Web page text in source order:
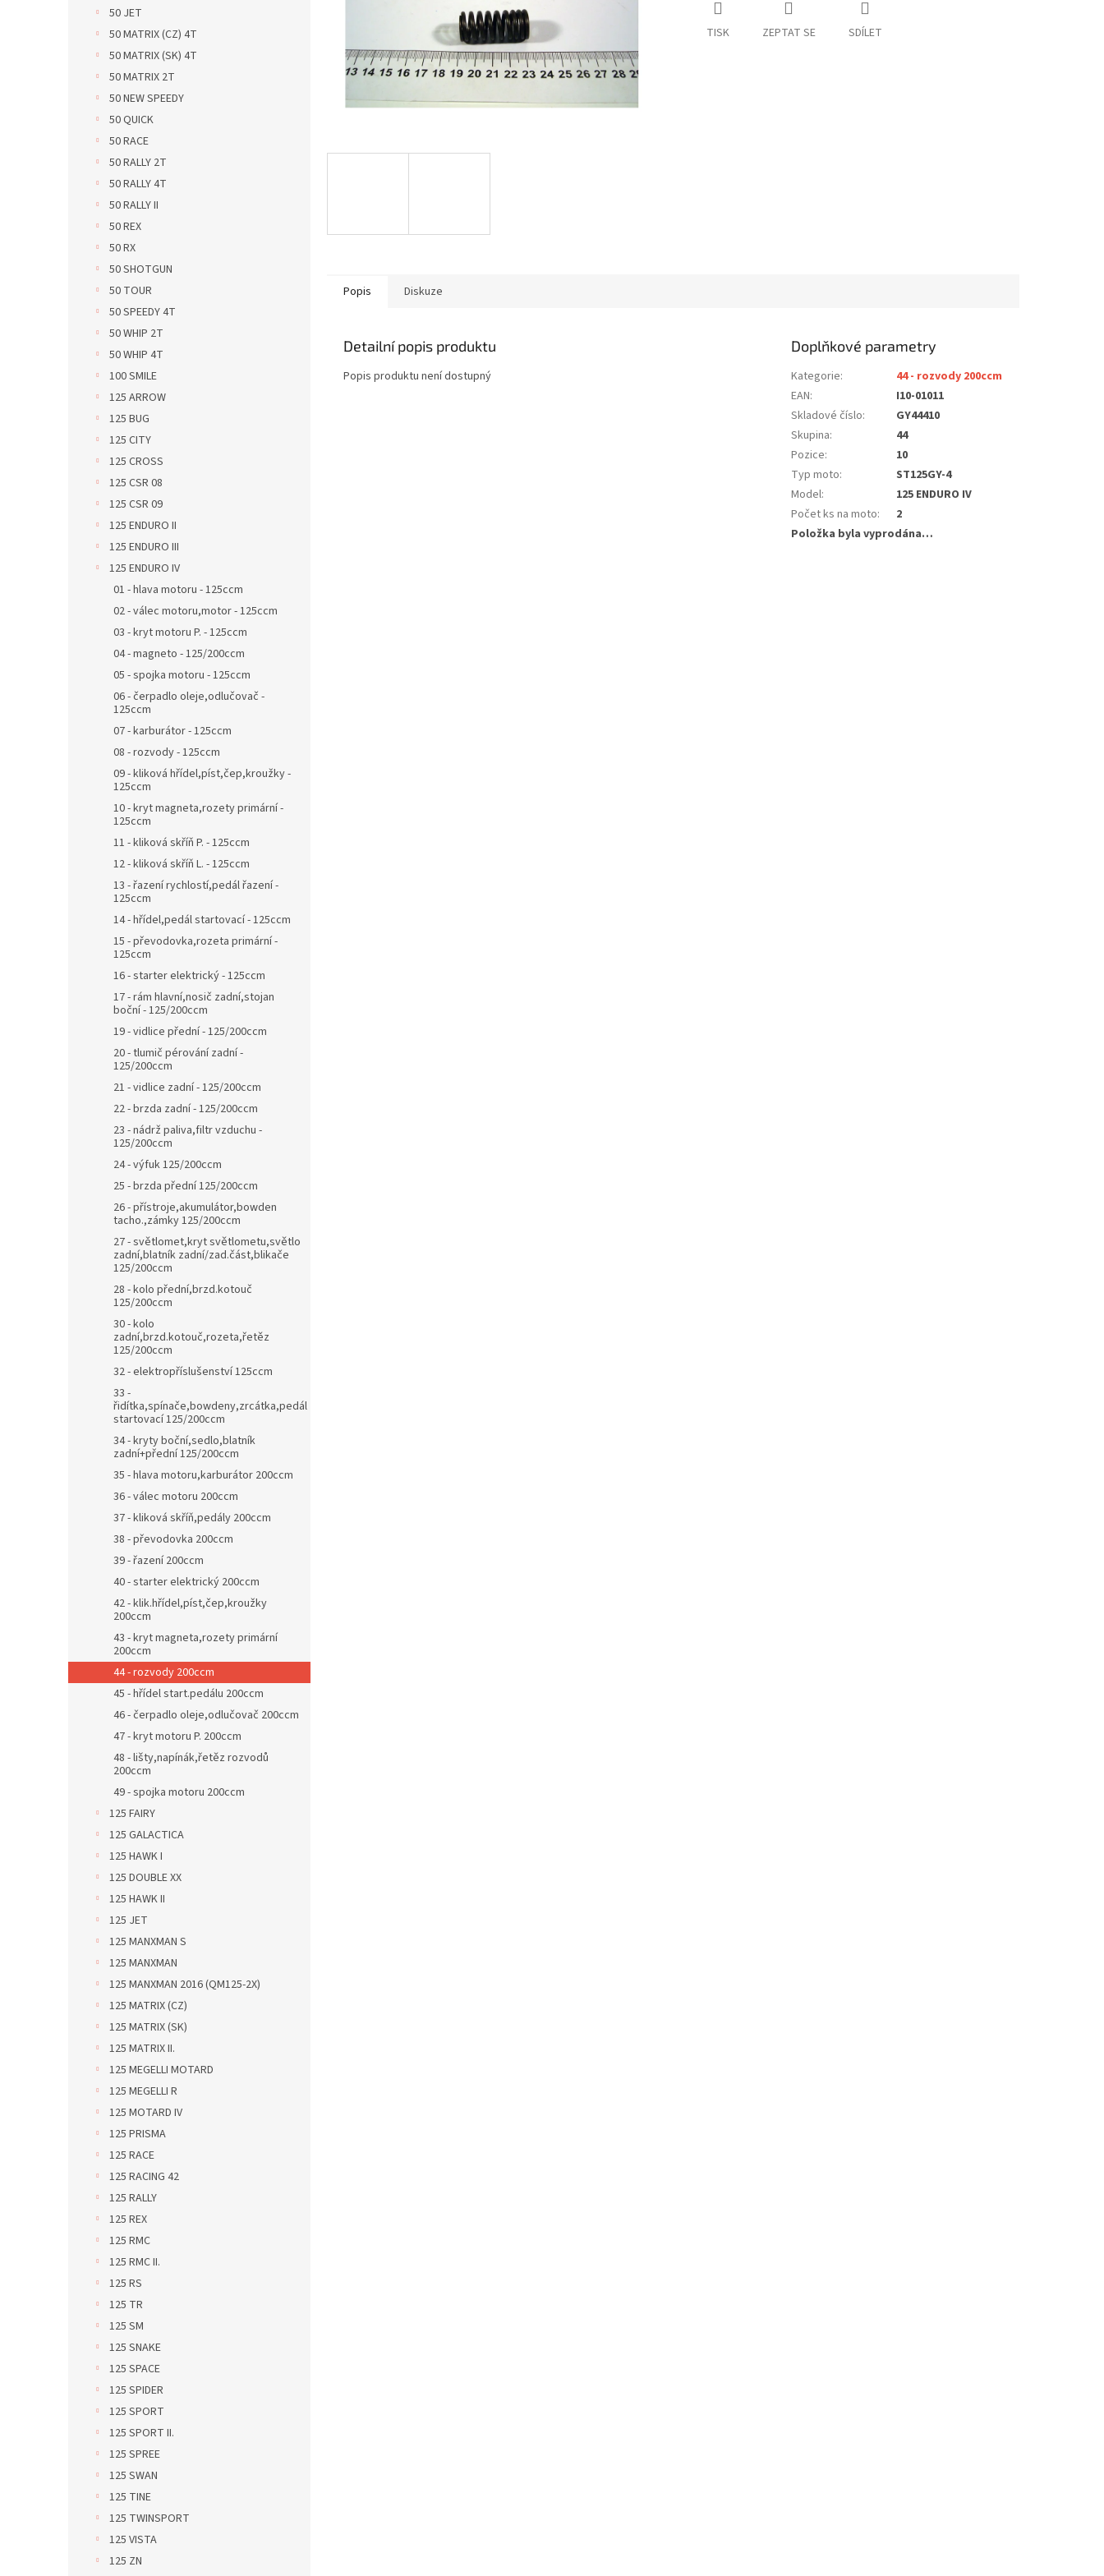
50 JET
50 MATRIX (CZ) 4T
50 MATRIX (SK) 4T
50 MATRIX 2T
50 NEW SPEEDY
50 QUICK
50 RACE
50 RALLY 2T
50 RALLY 4T
50 RALLY II
50 REX
50 RX
50 SHOTGUN
50 TOUR
50 SPEEDY 4T
50 WHIP 2T
50 WHIP 4T
100 SMILE
125 ARROW
125 BUG
125 CITY
125 CROSS
125 CSR 08
125 CSR 09
125 ENDURO II
125 ENDURO III
125 ENDURO IV
01 - hlava motoru - 125ccm
02 - válec motoru,motor - 125ccm
03 - kryt motoru P. - 125ccm
04 - magneto - 125/200ccm
05 - spojka motoru - 125ccm
06 - čerpadlo oleje,odlučovač -
125ccm
07 - karburátor - 125ccm
08 - rozvody - 125ccm
09 - kliková hřídel,píst,čep,kroužky -
125ccm
10 - kryt magneta,rozety primární -
125ccm
11 - kliková skříň P. - 125ccm
12 - kliková skříň L. - 125ccm
13 - řazení rychlostí,pedál řazení -
125ccm
14 - hřídel,pedál startovací - 125ccm
15 - převodovka,rozeta primární -
125ccm
16 - starter elektrický - 125ccm
17 - rám hlavní,nosič zadní,stojan
boční - 125/200ccm
19 - vidlice přední - 125/200ccm
20 - tlumič pérování zadní -
125/200ccm
21 - vidlice zadní - 125/200ccm
22 - brzda zadní - 125/200ccm
23 - nádrž paliva,filtr vzduchu -
125/200ccm
24 - výfuk 125/200ccm
25 - brzda přední 125/200ccm
26 - přístroje,akumulátor,bowden
tacho.,zámky 125/200ccm
27 - světlomet,kryt světlometu,světlo
zadní,blatník zadní/zad.část,blikače
125/200ccm
28 - kolo přední,brzd.kotouč
125/200ccm
30 - kolo
zadní,brzd.kotouč,rozeta,řetěz
125/200ccm
32 - elektropříslušenství 125ccm
33 -
řidítka,spínače,bowdeny,zrcátka,pedál
startovací 125/200ccm
34 - kryty boční,sedlo,blatník
zadní+přední 125/200ccm
35 - hlava motoru,karburátor 200ccm
36 - válec motoru 200ccm
37 - kliková skříň,pedály 200ccm
38 - převodovka 200ccm
39 - řazení 200ccm
40 - starter elektrický 200ccm
42 - klik.hřídel,píst,čep,kroužky
200ccm
43 - kryt magneta,rozety primární
200ccm
44 - rozvody 200ccm
45 - hřídel start.pedálu 200ccm
46 - čerpadlo oleje,odlučovač 200ccm
47 - kryt motoru P. 200ccm
48 - lišty,napínák,řetěz rozvodů
200ccm
49 - spojka motoru 200ccm
125 FAIRY
125 GALACTICA
125 HAWK I
125 DOUBLE XX
125 HAWK II
125 JET
125 MANXMAN S
125 MANXMAN
125 MANXMAN 2016 (QM125-2X)
125 MATRIX (CZ)
125 MATRIX (SK)
125 MATRIX II.
125 MEGELLI MOTARD
125 MEGELLI R
125 MOTARD IV
125 PRISMA
125 RACE
125 RACING 42
125 RALLY
125 REX
125 RMC
125 RMC II.
125 RS
125 TR
125 SM
125 SNAKE
125 SPACE
125 SPIDER
125 SPORT
125 SPORT II.
125 SPREE
125 SWAN
125 TINE
125 TWINSPORT
125 VISTA
125 ZN
TISK ZEPTAT SE SDÍLET
Popis Diskuze
Detailní popis produktu
Popis produktu není dostupný
Doplňkové parametry
Kategorie:
44 - rozvody 200ccm
EAN:
I10-01011
Skladové číslo:
GY44410
Skupina:
44
Pozice:
10
Typ moto:
ST125GY-4
Model:
125 ENDURO IV
Počet ks na moto:
2
Položka byla vyprodána…